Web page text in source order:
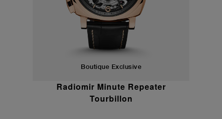
Boutique Exclusive
Radiomir Minute Repeater
Tourbillon